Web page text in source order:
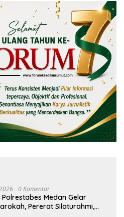
0 Komentar
Medan Gelar
Pererat Silaturahmi,